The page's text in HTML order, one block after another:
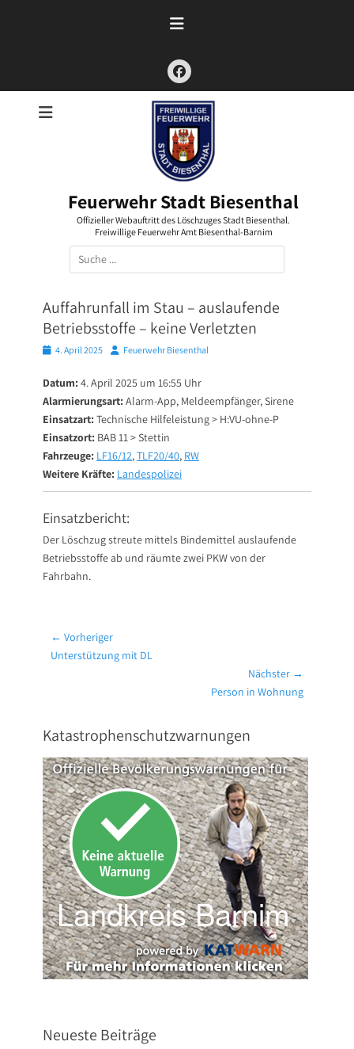
Facebook
Feuerwehr Stadt Biesenthal
Offizieller Webauftritt des Löschzuges Stadt Biesenthal.
Freiwillige Feuerwehr Amt Biesenthal-Barnim
Suchen
nach:
Auffahrunfall im Stau – auslaufende
Betriebsstoffe – keine Verletzten
Posted4. April 2025 AutorFeuerwehr Biesenthal
Datum: 4. April 2025 um 16:55 Uhr
Alarmierungsart: Alarm-App, Meldeempfänger, Sirene
Einsatzart: Technische Hilfeleistung > H:VU-ohne-P
Einsatzort: BAB 11 > Stettin
Fahrzeuge: LF16/12,TLF20/40, RW
Weitere Kräfte: Landespolizei
Einsatzbericht:
Der Löschzug streute mittels Bindemittel auslaufende
Betriebsstoffe ab und räumte zwei PKW von der
Fahrbahn.
Beitragsnavigation
← Vorheriger
Vorheriger
Unterstützung mit DL
Nächster →
Person in Wohnung
Katastrophenschutzwarnungen
Neueste Beiträge